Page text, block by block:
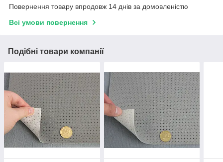
Повернення товару впродовж 14 днів за домовленістю
Всі умови повернення
Подібні товари компанії